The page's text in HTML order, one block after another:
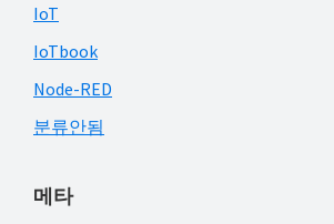
IoT
IoTbook
Node-RED
분류안됨
메타